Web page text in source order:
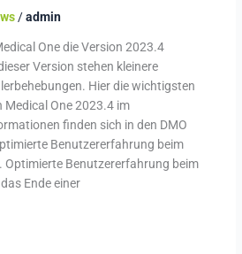
/admin
One die Version 2023.4
Version stehen kleinere
Hier die wichtigsten
One 2023.4 im
finden sich in den DMO
Benutzererfahrung beim
Optimierte Benutzererfahrung beim
Ende einer